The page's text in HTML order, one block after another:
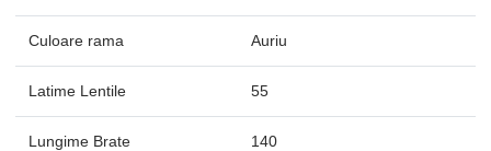
Culoare rama Auriu
Latime Lentile 55
Lungime Brate 140